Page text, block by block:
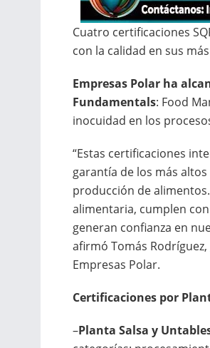
Cuatro certificaciones
con la calidad en sus
Empresas Polar ha
Fundamentals: Food
inocuidad en los
“Estas certificaciones
garantía de los más
producción de
alimentaria, cumplen
generan confianza en
afirmó Tomás
Empresas Polar.
Certificaciones por
–Planta Salsa y